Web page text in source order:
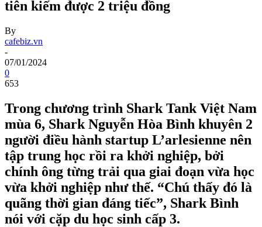
tiên kiếm được 2 triệu đồng
By
cafebiz.vn
-
07/01/2024
0
653
Trong chương trình Shark Tank Việt Nam
mùa 6, Shark Nguyễn Hòa Bình khuyên 2
người điều hành startup L’arlesienne nên
tập trung học rồi ra khởi nghiệp, bởi
chính ông từng trải qua giai đoạn vừa học
vừa khởi nghiệp như thế. “Chú thấy đó là
quãng thời gian đáng tiếc”, Shark Bình
nói với cặp du học sinh cấp 3.